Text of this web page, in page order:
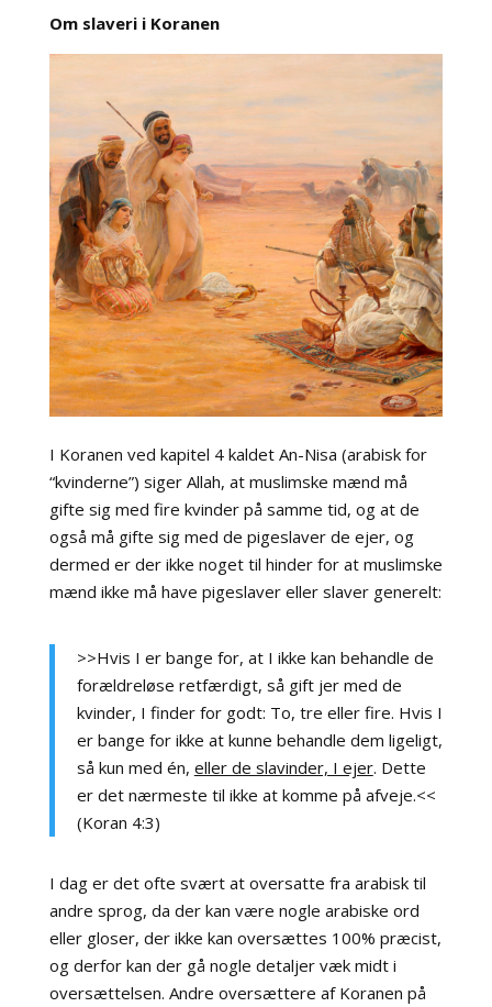
Om slaveri i Koranen
I Koranen ved kapitel 4 kaldet An-Nisa (arabisk for
“kvinderne”) siger Allah, at muslimske mænd må
gifte sig med fire kvinder på samme tid, og at de
også må gifte sig med de pigeslaver de ejer, og
dermed er der ikke noget til hinder for at muslimske
mænd ikke må have pigeslaver eller slaver generelt:
>>Hvis I er bange for, at I ikke kan behandle de
forældreløse retfærdigt, så gift jer med de
kvinder, I finder for godt: To, tre eller fire. Hvis I
er bange for ikke at kunne behandle dem ligeligt,
så kun med én, eller de slavinder, I ejer. Dette
er det nærmeste til ikke at komme på afveje.<<
(Koran 4:3)
I dag er det ofte svært at oversatte fra arabisk til
andre sprog, da der kan være nogle arabiske ord
eller gloser, der ikke kan oversættes 100% præcist,
og derfor kan der gå nogle detaljer væk midt i
oversættelsen. Andre oversættere af Koranen på